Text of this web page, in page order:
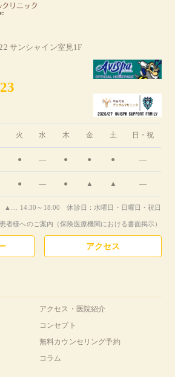
サンシャイン室見1F
火 水 木 金 土 日・祝
● ― ● ● ● ―
● ― ● ▲ ▲ ―
▲… 14:30～18:00 休診日：水曜日・日曜日・祝日
患者様へのご案内（保険医療機関における書面掲示）
アクセス
アクセス・医院紹介
コンセプト
無料カウンセリング予約
コラム